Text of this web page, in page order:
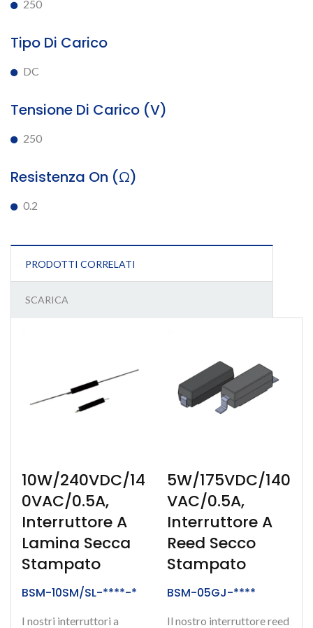
250
Tipo Di Carico
DC
Tensione Di Carico (V)
250
Resistenza On (Ω)
0.2
PRODOTTI CORRELATI
SCARICA
10W/240VDC/14
0VAC/0.5A,
Interruttore A
Lamina Secca
Stampato
BSM-10SM/SL-****-*
I nostri interruttori a
5W/175VDC/140
VAC/0.5A,
Interruttore A
Reed Secco
Stampato
BSM-05GJ-****
Il nostro interruttore reed